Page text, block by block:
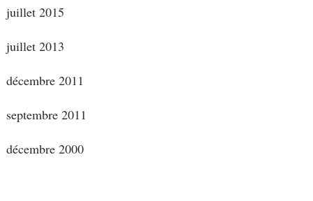
juillet 2015
juillet 2013
décembre 2011
septembre 2011
décembre 2000